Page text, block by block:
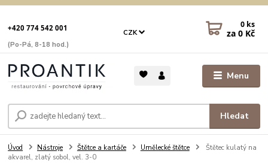
Menu
CZK
Hledat
+420 774 542 001
(Po-Pá, 8-18 hod.)
0 ks
za 0 Kč
Úvod Nástroje Štětce a kartáče Umělecké štětce
Štětec kulatý na
akvarel, zlatý sobol, vel. 3-0